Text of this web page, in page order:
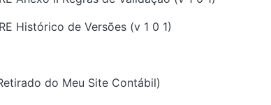
Histórico de Versões (v 1 0 1)
do Meu Site Contábil)